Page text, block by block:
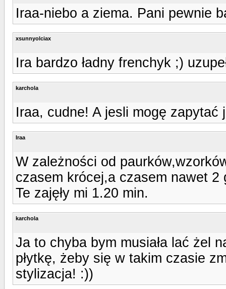
Iraa-niebo a ziema. Pani pewnie
xsunnyolciax
Ira bardzo ładny frenchyk ;)
karchola
Iraa, cudne! A jesli mogę
Iraa
W zależności od
czasem krócej,a czasem nawet 2
Te zajęły mi 1.20 min.
karchola
Ja to chyba bym musiała lać żel
płytkę, żeby się w takim czasie
stylizacja! :))